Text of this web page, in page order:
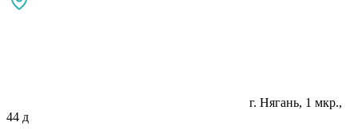
г. Нягань, 1 мкр.,
44 д